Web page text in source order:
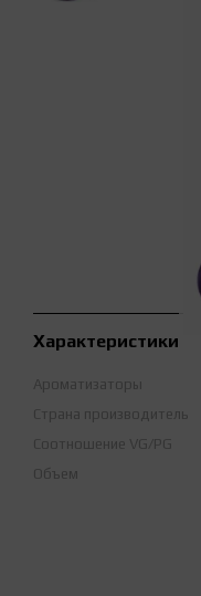
Характеристики
Ароматизаторы
Страна производитель
Соотношение VG/PG
Объем